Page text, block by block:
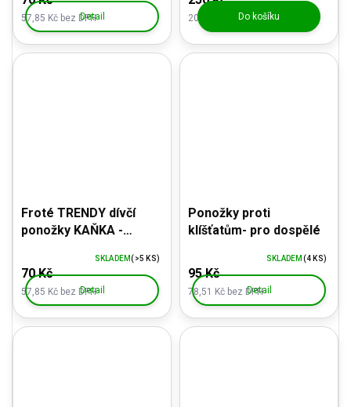
57,85 Kč bez DPH
Detail 206,61 Kč bez DPH
Do košíku
Froté TRENDY dívčí
ponožky KAŇKA -
57,85 Kč bez DPH
70 Kč
SKLADEM(>5 KS)
Detail
Ponožky proti
klíšťatům- pro dospělé
78,51 Kč bez DPH
95 Kč
SKLADEM (4 KS)
Detail